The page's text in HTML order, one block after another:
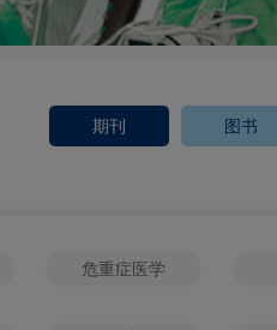
期刊 图书
危重症医学